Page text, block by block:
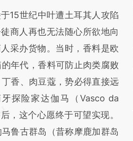
世纪中叶遭土耳其人攻陷
商人再也无法随心所欲地向
采办货物。当时，香料是欧
年代，香料可防止肉类腐败
香、肉豆蔻，势必得直接远
探险家达伽马（Vasco da
，这个心愿终于可望实现。
鲁古群岛（昔称摩鹿加群岛